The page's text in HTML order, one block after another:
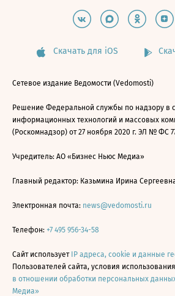
Скачать для iOS
Сетевое издание Ведомости (Vedomosti)
Решение Федеральной службы по надзору в
информационных технологий и массовых
(Роскомнадзор) от 27 ноября 2020 г. ЭЛ № ФС
Учредитель: АО «Бизнес Ньюс Медиа»
Главный редактор: Казьмина Ирина
Электронная почта: news@vedomosti.ru
Телефон: +7 495 956-34-58
Сайт использует IP адреса, cookie и данные
Пользователей сайта, условия
в отношении обработки персональных
Медиа»